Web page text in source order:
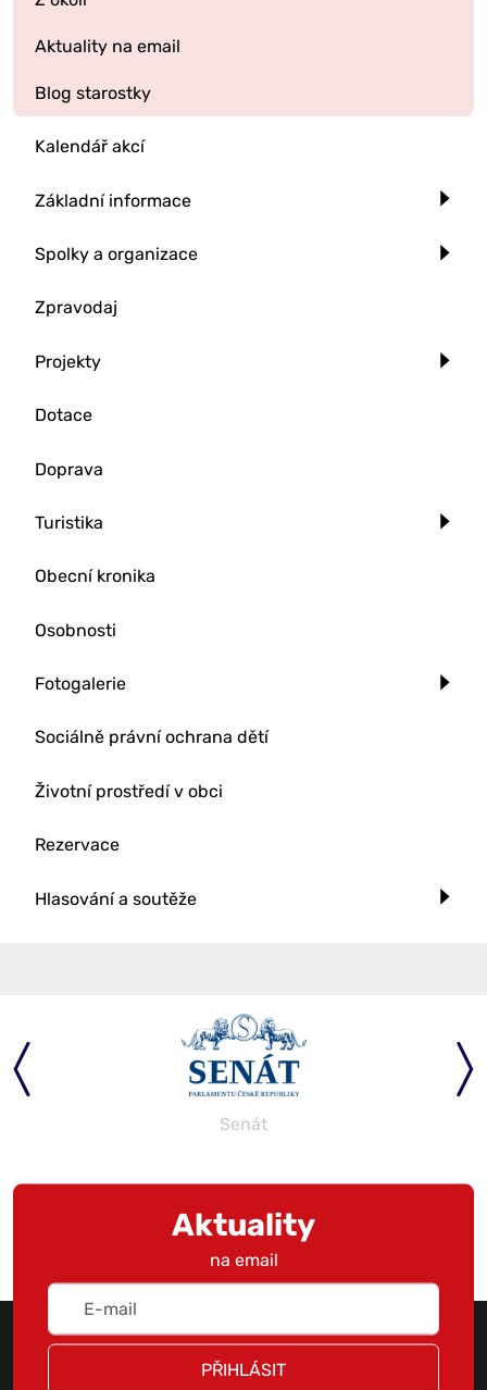
Aktuality na email
Blog starostky
Kalendář akcí
Základní informace
Spolky a organizace
Zpravodaj
Projekty
Dotace
Doprava
Turistika
Obecní kronika
Osobnosti
Fotogalerie
Sociálně právní ochrana dětí
Životní prostředí v obci
Rezervace
Hlasování a soutěže
Senát
Aktuality
na email
PŘIHLÁSIT